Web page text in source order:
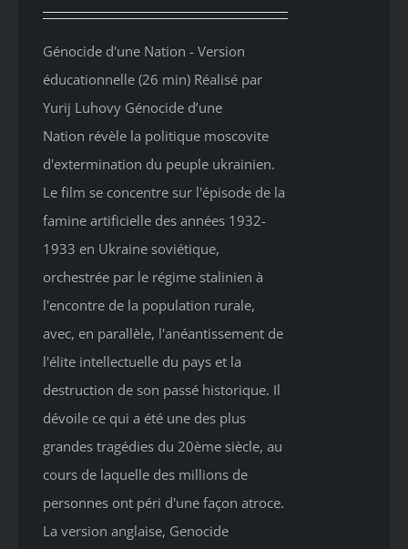
Génocide d'une Nation - Version
éducationnelle (26 min) Réalisé par
Yurij Luhovy Génocide d’une
Nation révèle la politique moscovite
d'extermination du peuple ukrainien.
Le film se concentre sur l'épisode de la
famine artificielle des années 1932-
1933 en Ukraine soviétique,
orchestrée par le régime stalinien à
l'encontre de la population rurale,
avec, en parallèle, l'anéantissement de
l'élite intellectuelle du pays et la
destruction de son passé historique. Il
dévoile ce qui a été une des plus
grandes tragédies du 20ème siècle, au
cours de laquelle des millions de
personnes ont péri d'une façon atroce.
La version anglaise, Genocide